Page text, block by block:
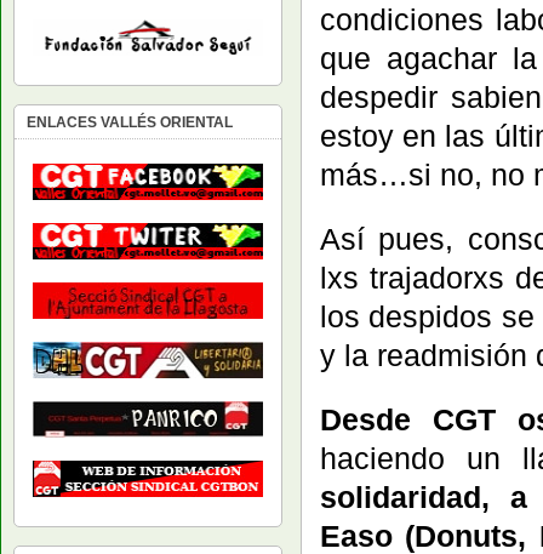
condiciones
que agachar
despedir
estoy en las
más…si no, no
Así pues,
lxs trajadorxs
los despidos
y la readmisión
Desde CGT
haciendo un
solidaridad,
Easo (Donuts,
ENLACES VALLÉS ORIENTAL